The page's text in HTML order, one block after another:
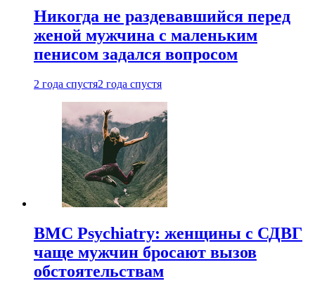
Никогда не раздевавшийся перед
женой мужчина с маленьким
пенисом задался вопросом
2 года спустя2 года спустя
BMC Psychiatry: женщины с СДВГ
чаще мужчин бросают вызов
обстоятельствам